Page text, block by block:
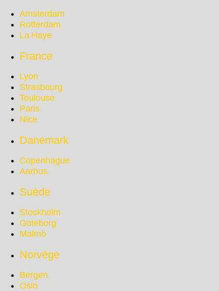
Amsterdam
Rotterdam
La Haye
France
Lyon
Strasbourg
Toulouse
Paris
Nice
Danemark
Copenhague
Aarhus
Suède
Stockholm
Göteborg
Malmö
Norvège
Bergen
Oslo